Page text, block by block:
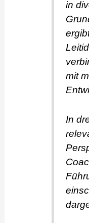
in
mit
In